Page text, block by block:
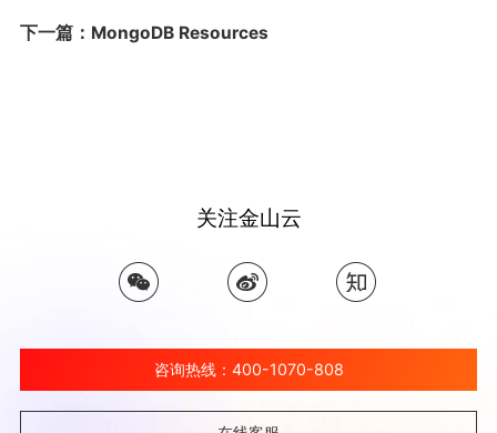
下一篇：MongoDB Resources
关注金山云
咨询热线：400-1070-808